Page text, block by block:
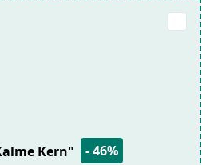
Kern"
- 46%